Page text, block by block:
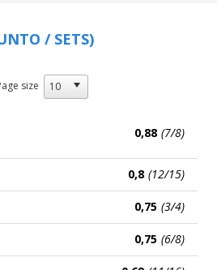
/ SETS)
size
0,88 (7/8)
0,8 (12/15)
0,75 (3/4)
0,75 (6/8)